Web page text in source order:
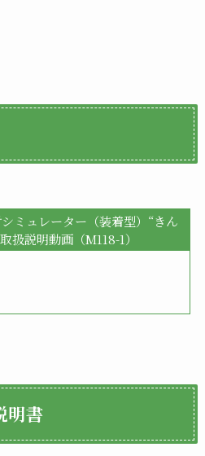
ミュレーター（装着型）“きん
説明動画（M118-1）
明書